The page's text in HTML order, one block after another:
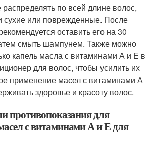
распределять по всей длине волос,
сухие или поврежденные. После
оставить его на 30
смыть шампунем. Также можно
капель масла с витаминами А и Е в
для волос, чтобы усилить их
применение масел с витаминами А
здоровье и красоту волос.
противопоказания для
с витаминами А и Е для